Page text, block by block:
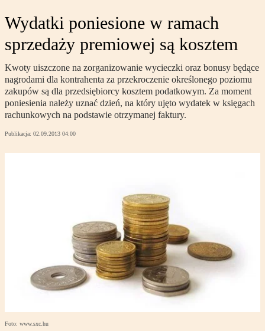
Wydatki poniesione w ramach
sprzedaży premiowej są kosztem
Kwoty uiszczone na zorganizowanie wycieczki oraz bonusy będące
nagrodami dla kontrahenta za przekroczenie określonego poziomu
zakupów są dla przedsiębiorcy kosztem podatkowym. Za moment
poniesienia należy uznać dzień, na który ujęto wydatek w księgach
rachunkowych na podstawie otrzymanej faktury.
Publikacja: 02.09.2013 04:00
Foto: www.sxc.hu